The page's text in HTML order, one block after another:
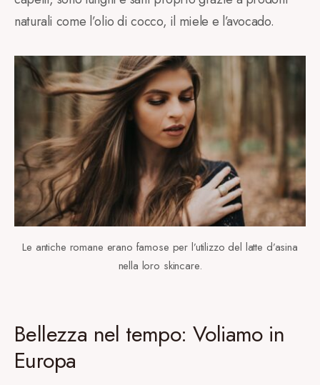
naturali come l’olio di cocco, il miele e l’avocado.
Le antiche romane erano famose per l’utilizzo del latte d’asina
nella loro skincare.
Bellezza nel tempo: Voliamo in
Europa